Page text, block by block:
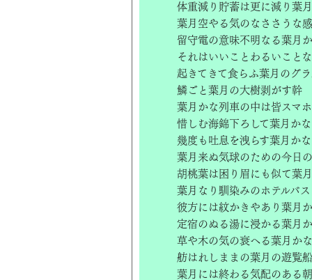
体重減り貯蓄は更に減り葉月
葉月空やる気のなささうな
留守電の意味不明なる葉月
それはいいことわるいこと
起きてきて食らふ葉月のグ
鱗ごと葉月の大樹剥がす幹
葉月かな列車の中は皆スマホ
惜しむ海錦下ろして葉月かな
幾度も吐息を洩らす葉月かな
葉月来ぬ気球のための今日
胡桃葉は困り眉にも似て葉月
葉月なり馴染みのホテルバ
彼方には紋かきやあり葉月
定宿のぬる湯に浸かる葉月
草や木の気の衰へる葉月かな
舫はれしままの葉月の遊覧船
葉月には終わる気配のある